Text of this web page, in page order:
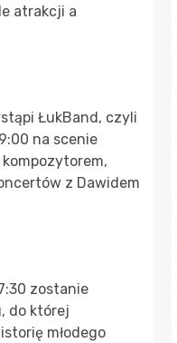
atrakcji a
ŁukBand, czyli
na scenie
z Dawidem
zostanie
do której
młodego